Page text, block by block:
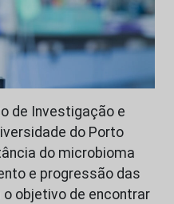
de Investigação e
do Porto
do microbioma
e progressão das
objetivo de encontrar